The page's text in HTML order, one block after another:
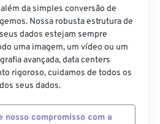
da simples conversão de
Nossa robusta estrutura de
dados estejam sempre
uma imagem, um vídeo ou um
avançada, data centers
rigoroso, cuidamos de todos os
seus dados.
nosso compromisso com a